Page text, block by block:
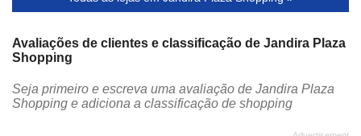
Avaliações de clientes e classificação de Jandira Plaza
Shopping
Seja primeiro e escreva uma avaliação de Jandira Plaza
Shopping e adiciona a classificação de shopping